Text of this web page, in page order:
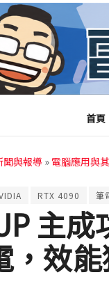
首頁
聞與報導 » 電腦應用與
RTX 4090 筆
主成
，效